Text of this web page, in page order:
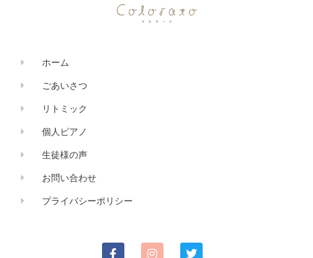
ホーム
ごあいさつ
リトミック
個人ピアノ
生徒様の声
お問い合わせ
プライバシーポリシー